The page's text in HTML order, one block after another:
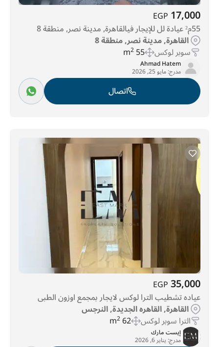
17,000
EGP
55م² عيادة لل للإيجار فيالقاهرة, مدينة نصر, منطقة 8
القاهرة, مدينة نصر, منطقة 8
سوبر لوكس 55 m
2
Ahmad Hatem
مدرج:مايو 25, 2026
اتصال
35,000
EGP
عياده تشطيب الترا لوكس لايجار بمجمع اوزون الطبى
القاهرة, القاهره الجديدة, النرجس
الترا سوبر لوكس 62 m
2
إيست مارك
مدرج: يناير 6, 2026